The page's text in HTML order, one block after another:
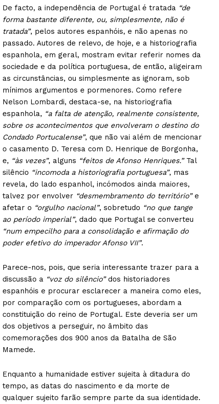
Guimarães, agora!
SUBSCREVA JÁ!
Institucional
Artigos
Europa
Grande Entrevista
Publicidade
Quero ser Assinante
De facto, a independência de Portugal é tratada “de
forma bastante diferente, ou, simplesmente, não é
tratada”, pelos autores espanhóis, e não apenas no
passado. Autores de relevo, de hoje, e a historiografia
espanhola, em geral, mostram evitar referir nomes da
sociedade e da política portuguesa, de então, aligeiram
as circunstâncias, ou simplesmente as ignoram, sob
mínimos argumentos e pormenores. Como refere
Nelson Lombardi, destaca-se, na historiografia
espanhola, “a falta de atenção, realmente consistente,
sobre os acontecimentos que envolveram o destino do
Condado Portucalense”, que não vai além de mencionar
o casamento D. Teresa com D. Henrique de Borgonha,
e, “às vezes”, alguns “feitos de Afonso Henriques.”Tal
silêncio “incomoda a historiografia portuguesa”, mas
revela, do lado espanhol, incómodos ainda maiores,
talvez por envolver “desmembramento do território”e
afetar o “orgulho nacional”, sobretudo “no que tange
ao período imperial”, dado que Portugal se converteu
“num empecilho para a consolidação e afirmação do
poder efetivo do imperador Afonso VII”.
Parece-nos, pois, que seria interessante trazer para a
discussão a “voz do silêncio”dos historiadores
espanhóis e procurar esclarecer a maneira como eles,
por comparação com os portugueses, abordam a
constituição do reino de Portugal. Este deveria ser um
dos objetivos a perseguir, no âmbito das
comemorações dos 900 anos da Batalha de São
Mamede.
Enquanto a humanidade estiver sujeita à ditadura do
tempo, as datas do nascimento e da morte de
qualquer sujeito farão sempre parte da sua identidade.